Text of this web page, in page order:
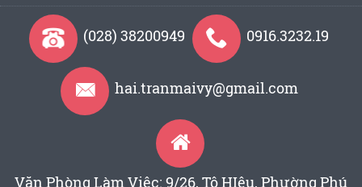
(028) 38200949 0916.3232.19
hai.tranmaivy@gmail.com
Văn Phòng Làm Việc: 9/26, Tô HIệu, Phường Phú